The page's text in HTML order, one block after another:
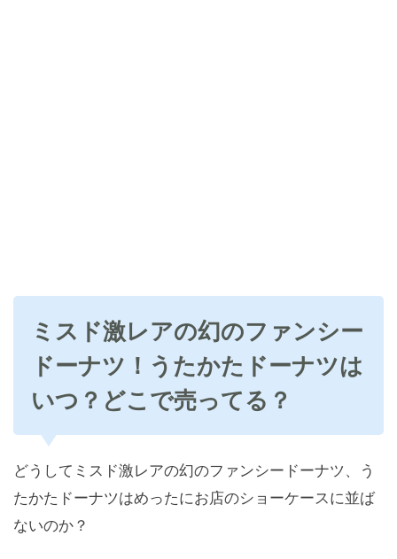
ミスド激レアの幻のファンシー
ドーナツ！うたかたドーナツは
いつ？どこで売ってる？
どうしてミスド激レアの幻のファンシードーナツ、う
たかたドーナツはめったにお店のショーケースに並ば
ないのか？